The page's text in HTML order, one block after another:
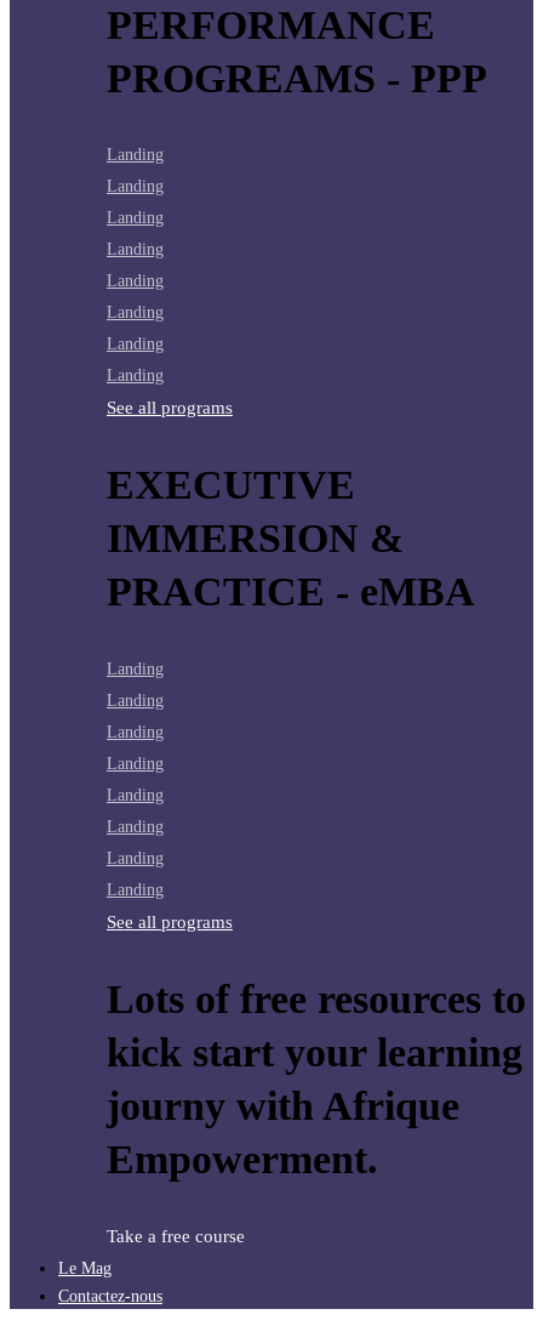
PERFORMANCE
PROGREAMS - PPP
Landing
Landing
Landing
Landing
Landing
Landing
Landing
Landing
See all programs
EXECUTIVE
IMMERSION &
PRACTICE - eMBA
Landing
Landing
Landing
Landing
Landing
Landing
Landing
Landing
See all programs
Lots of free resources to
kick start your learning
journy with Afrique
Empowerment.
Take a free course
Le Mag
Contactez-nous